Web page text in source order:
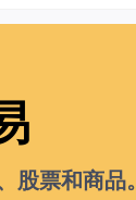
股票和商品。